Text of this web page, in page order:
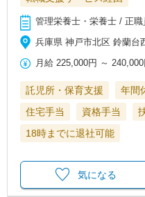
管理栄養士・栄養士 / 正職
兵庫県 神戸市北区 鈴蘭台
月給 225,000円 ～240,000
託児所・保育支援 年間
住宅手当
資格手当
18時までに退社可能
気になる